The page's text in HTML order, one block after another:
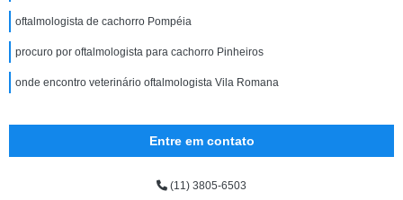
oftalmologista de cachorro Pompéia
procuro por oftalmologista para cachorro Pinheiros
onde encontro veterinário oftalmologista Vila Romana
Entre em contato
(11) 3805-6503